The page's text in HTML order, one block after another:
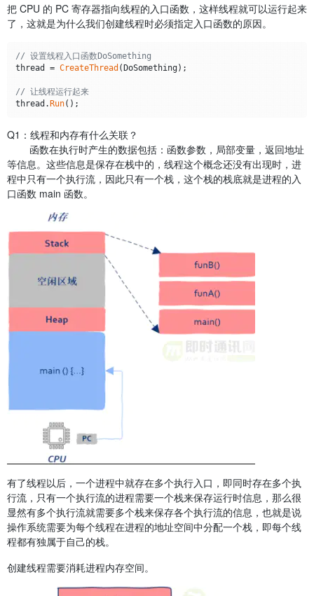
把 CPU 的 PC 寄存器指向线程的入口函数，这样线程就可以运行起来
了，这就是为什么我们创建线程时必须指定入口函数的原因。
// 设置线程入口函数DoSomething
thread = CreateThread (DoSomething);
// 让线程运行起来
thread.Run
Q1：线程和内存有什么关联？
函数在执行时产生的数据包括：函数参数，局部变量，返回地址
等信息。这些信息是保存在栈中的，线程这个概念还没有出现时，进
程中只有一个执行流，因此只有一个栈，这个栈的栈底就是进程的入
口函数 main 函数。
有了线程以后，一个进程中就存在多个执行入口，即同时存在多个执
行流，只有一个执行流的进程需要一个栈来保存运行时信息，那么很
显然有多个执行流就需要多个栈来保存各个执行流的信息，也就是说
操作系统需要为每个线程在进程的地址空间中分配一个栈，即每个线
程都有独属于自己的栈。
创建线程需要消耗进程内存空间。